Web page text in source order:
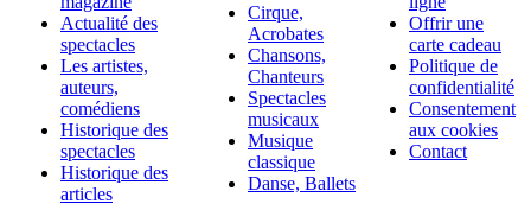
Actualité des
spectacles
Les artistes,
auteurs,
comédiens
Historique des
spectacles
Historique des
articles
Cirque,
Acrobates
Chansons,
Chanteurs
Spectacles
musicaux
Musique
classique
Danse, Ballets
Offrir une
carte cadeau
Politique de
confidentialité
Consentement
aux cookies
Contact